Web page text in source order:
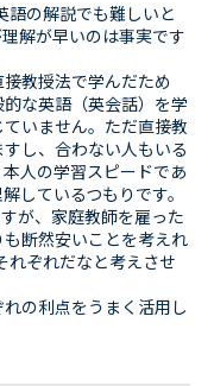
語の解説でも難しいと
解が早いのは事実です
教授法で学んだため
的な英語（英会話）を学
いません。ただ直接教
し、合わない人もいる
人の学習スピードであ
しているつもりです。
が、家庭教師を雇った
断然安いことを考えれ
れぞれだなと考えさせ
の利点をうまく活用し